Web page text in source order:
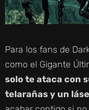
Para los fans de
como el Gigante
solo te ataca con
telarañas y un